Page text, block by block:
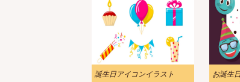
誕生日アイコンイラスト